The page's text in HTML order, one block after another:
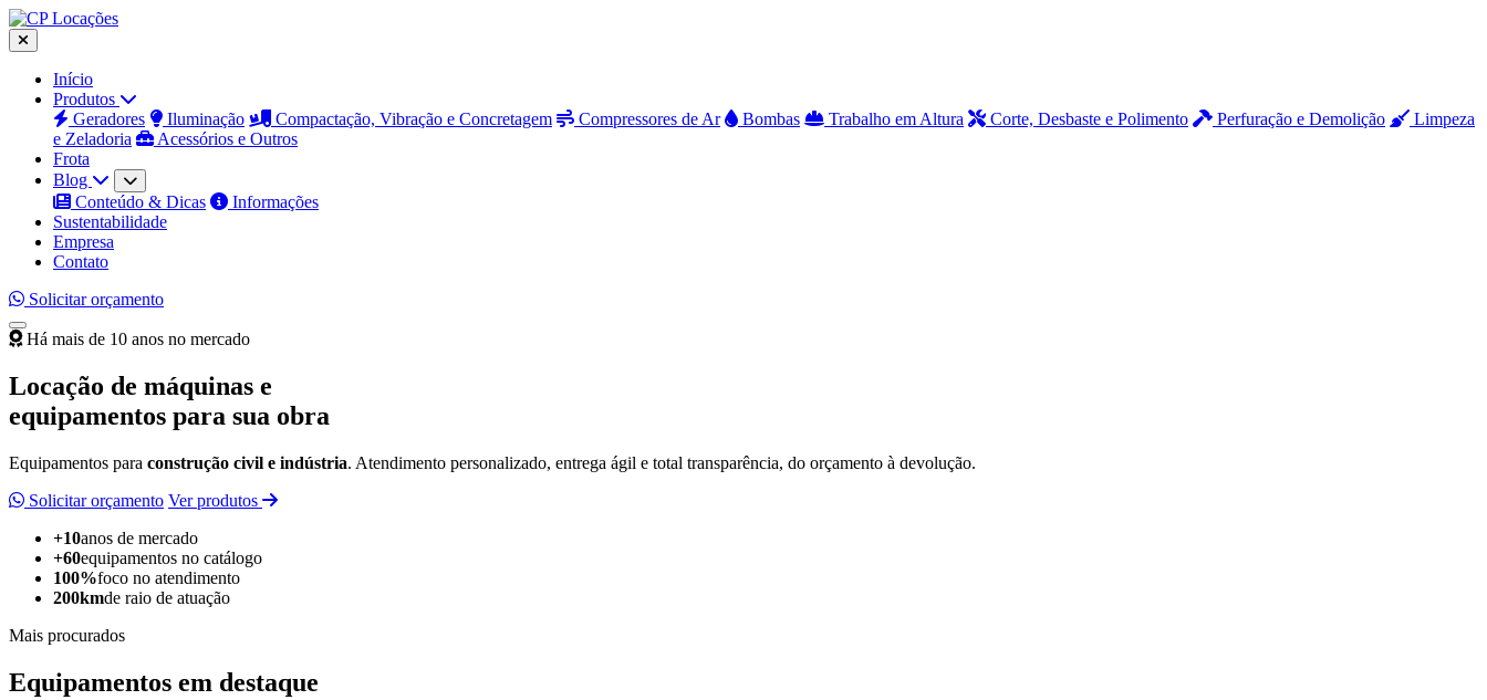
Início
Produtos
Geradores
Iluminação Compactação, Vibração e Concretagem Compressores de Ar Bombas Trabalho em Altura Corte, Desbaste e Polimento Perfuração e Demolição
Limpeza
e Zeladoria
Acessórios e Outros
Frota
Blog
Conteúdo & Dicas
Informações
Sustentabilidade
Empresa
Contato
Solicitar orçamento
Há mais de 10 anos no mercado
Locação de máquinas e
equipamentos para sua obra
Equipamentos para construção civil e indústria. Atendimento personalizado, entrega ágil e total transparência, do orçamento à devolução.
Solicitar orçamento Ver produtos
+10anos de mercado
+60equipamentos no catálogo
100%foco no atendimento
200kmde raio de atuação
Mais procurados
Equipamentos em destaque